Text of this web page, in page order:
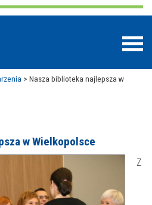
> Nasza biblioteka najlepsza w
w Wielkopolsce
Z